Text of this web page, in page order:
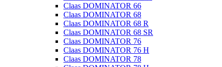
Claas DOMINATOR 66
Claas DOMINATOR 68
Claas DOMINATOR 68 R
Claas DOMINATOR 68 SR
Claas DOMINATOR 76
Claas DOMINATOR 76 H
Claas DOMINATOR 78